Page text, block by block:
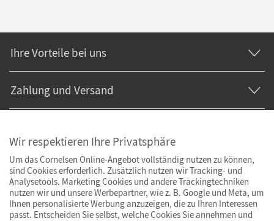
Ihre Vorteile bei uns
Zahlung und Versand
Wir respektieren Ihre Privatsphäre
Um das Cornelsen Online-Angebot vollständig nutzen zu können,
sind Cookies erforderlich. Zusätzlich nutzen wir Tracking- und
Analysetools. Marketing Cookies und andere Trackingtechniken
nutzen wir und unsere Werbepartner, wie z. B. Google und Meta, um
Ihnen personalisierte Werbung anzuzeigen, die zu Ihren Interessen
passt. Entscheiden Sie selbst, welche Cookies Sie annehmen und